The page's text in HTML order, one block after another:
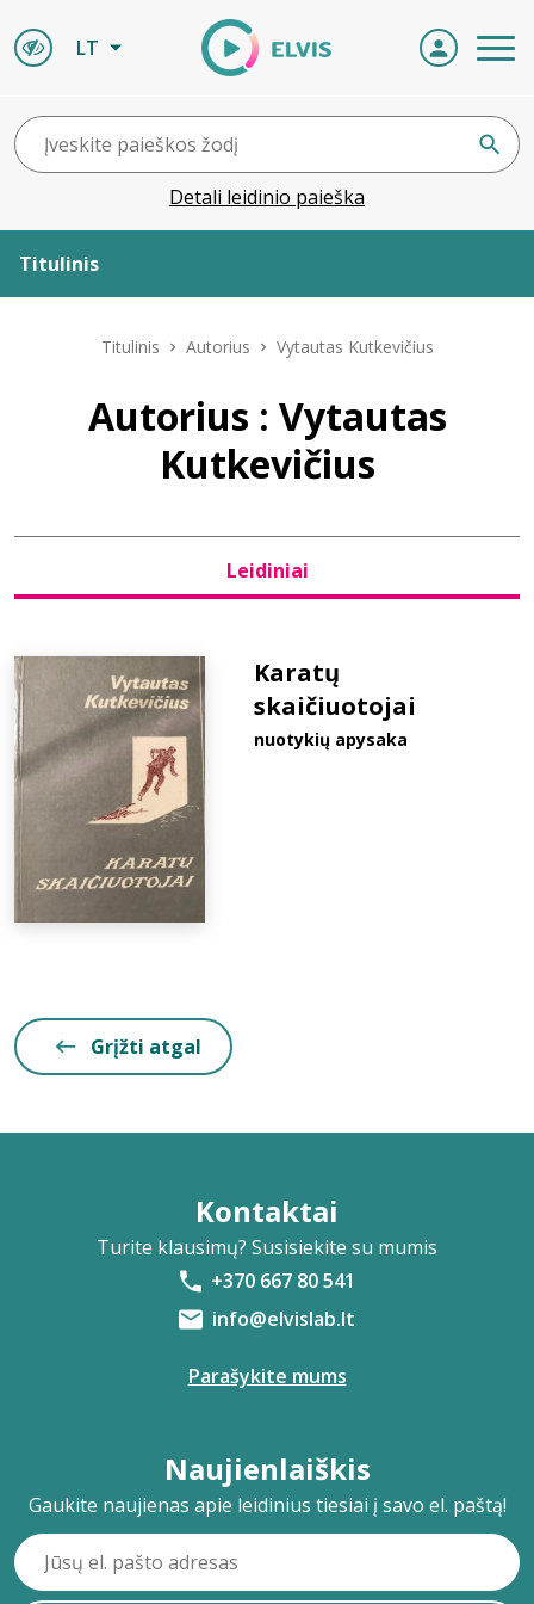
LT
Detali leidinio paieška
Titulinis
Leidiniai
Naujienos
Bibliotekoms
D.U.K.
+370 667 80 541
Titulinis Autorius Vytautas Kutkevičius
Autorius : Vytautas
Kutkevičius
Leidiniai
Karatų
skaičiuotojai
nuotykių apysaka
Grįžti atgal
Kontaktai
Turite klausimų? Susisiekite su mumis
+370 667 80 541
info@elvislab.lt
Parašykite mums
Naujienlaiškis
Gaukite naujienas apie leidinius tiesiai į savo el. paštą!